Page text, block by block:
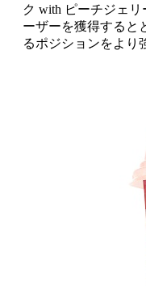
ク with ピーチジェ
ーザーを獲得すると
るポジションをより